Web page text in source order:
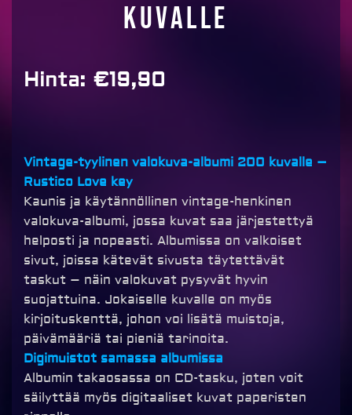
kuvalle
Hinta: €19,90
Vintage-tyylinen valokuva-albumi 200 kuvalle –
Rustico Love key
Kaunis ja käytännöllinen vintage-henkinen
valokuva-albumi, jossa kuvat saa järjestettyä
helposti ja nopeasti. Albumissa on valkoiset
sivut, joissa kätevät sivusta täytettävät
taskut – näin valokuvat pysyvät hyvin
suojattuina. Jokaiselle kuvalle on myös
kirjoituskenttä, johon voi lisätä muistoja,
päivämääriä tai pieniä tarinoita.
Digimuistot samassa albumissa
Albumin takaosassa on CD-tasku, joten voit
säilyttää myös digitaaliset kuvat paperisten